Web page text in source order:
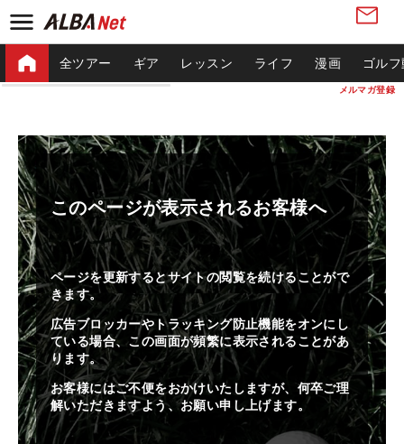
メルマガ登録
全ツアー ギア レッスン ライフ 漫画 ゴル
このページが表示されるお客様へ
ページを更新するとサイトの閲覧を続けることがで
きます。
広告ブロッカーやトラッキング防止機能をオンにし
ている場合、この画面が頻繁に表示されることがあ
ります。
お客様にはご不便をおかけいたしますが、何卒ご理
解いただきますよう、お願い申し上げます。